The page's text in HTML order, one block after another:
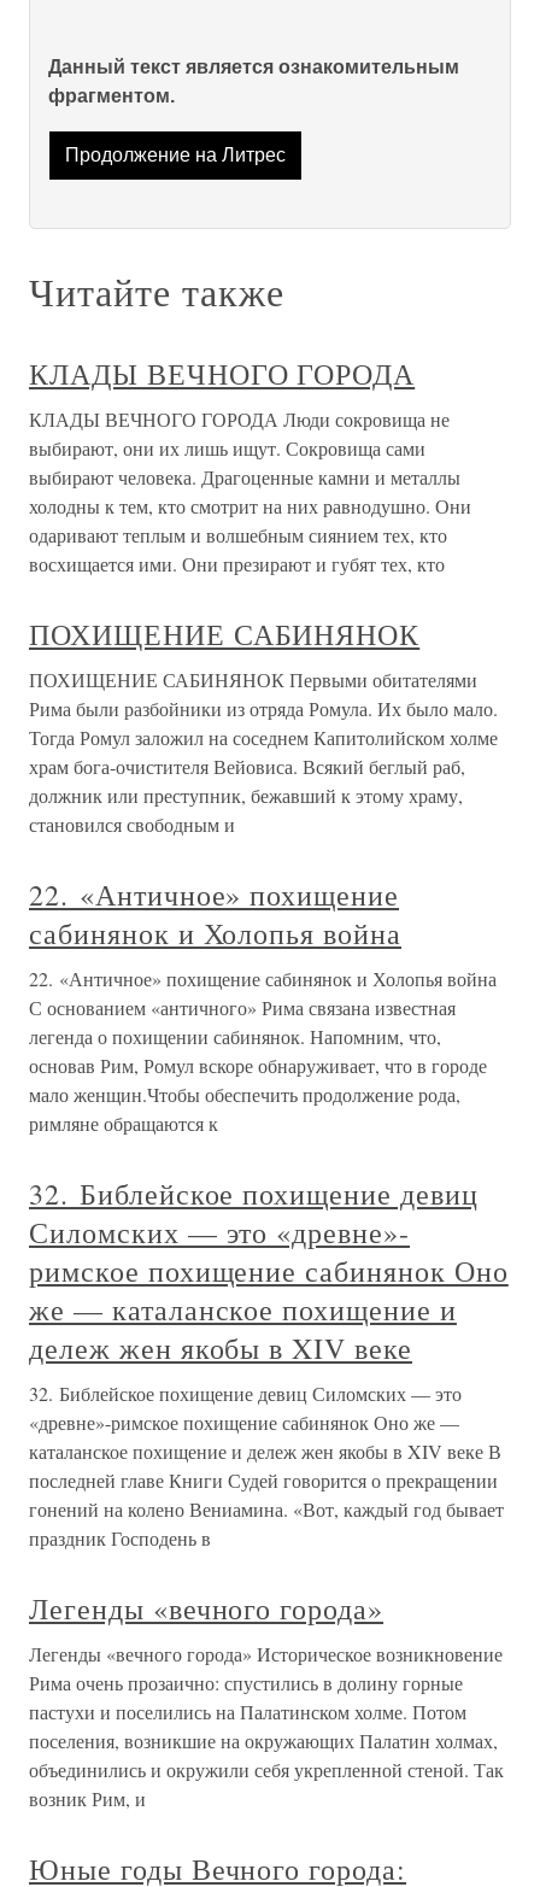
Данный текст является ознакомительным
фрагментом.
Продолжение на Литрес
Читайте также
КЛАДЫ ВЕЧНОГО ГОРОДА
КЛАДЫ ВЕЧНОГО ГОРОДА Люди сокровища не
выбирают, они их лишь ищут. Сокровища сами
выбирают человека. Драгоценные камни и металлы
холодны к тем, кто смотрит на них равнодушно. Они
одаривают теплым и волшебным сиянием тех, кто
восхищается ими. Они презирают и губят тех, кто
ПОХИЩЕНИЕ САБИНЯНОК
ПОХИЩЕНИЕ САБИНЯНОК Первыми обитателями
Рима были разбойники из отряда Ромула. Их было мало.
Тогда Ромул заложил на соседнем Капитолийском холме
храм бога-очистителя Вейовиса. Всякий беглый раб,
должник или преступник, бежавший к этому храму,
становился свободным и
22. «Античное» похищение
сабинянок и Холопья война
22. «Античное» похищение сабинянок и Холопья война
С основанием «античного» Рима связана известная
легенда о похищении сабинянок. Напомним, что,
основав Рим, Ромул вскоре обнаруживает, что в городе
мало женщин.Чтобы обеспечить продолжение рода,
римляне обращаются к
32. Библейское похищение девиц
Силомских — это «древне»-
римское похищение сабинянок Оно
же — каталанское похищение и
дележ жен якобы в XIV веке
32. Библейское похищение девиц Силомских — это
«древне»-римское похищение сабинянок Оно же —
каталанское похищение и дележ жен якобы в XIV веке В
последней главе Книги Судей говорится о прекращении
гонений на колено Вениамина. «Вот, каждый год бывает
праздник Господень в
Легенды «вечного города»
Легенды «вечного города» Историческое возникновение
Рима очень прозаично: спустились в долину горные
пастухи и поселились на Палатинском холме. Потом
поселения, возникшие на окружающих Палатин холмах,
объединились и окружили себя укрепленной стеной. Так
возник Рим, и
Юные годы Вечного города: